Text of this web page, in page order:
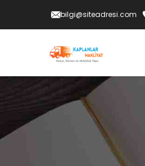
bilgi@siteadresi.com